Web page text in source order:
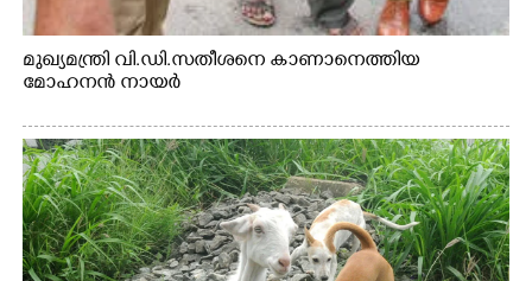
മുഖ്യമന്ത്രി വി.ഡി.സതീശനെ കാണാനെത്തിയ
മോഹനൻ നായർ